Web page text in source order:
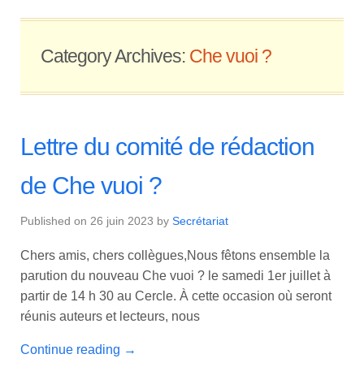
Category Archives: Che vuoi ?
Lettre du comité de rédaction
de Che vuoi ?
Published on 26 juin 2023 by Secrétariat
Chers amis, chers collègues,Nous fêtons ensemble la
parution du nouveau Che vuoi ? le samedi 1er juillet à
partir de 14 h 30 au Cercle. À cette occasion où seront
réunis auteurs et lecteurs, nous
Continue reading →